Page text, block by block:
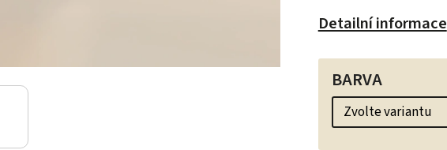
Detailní informace
BARVA